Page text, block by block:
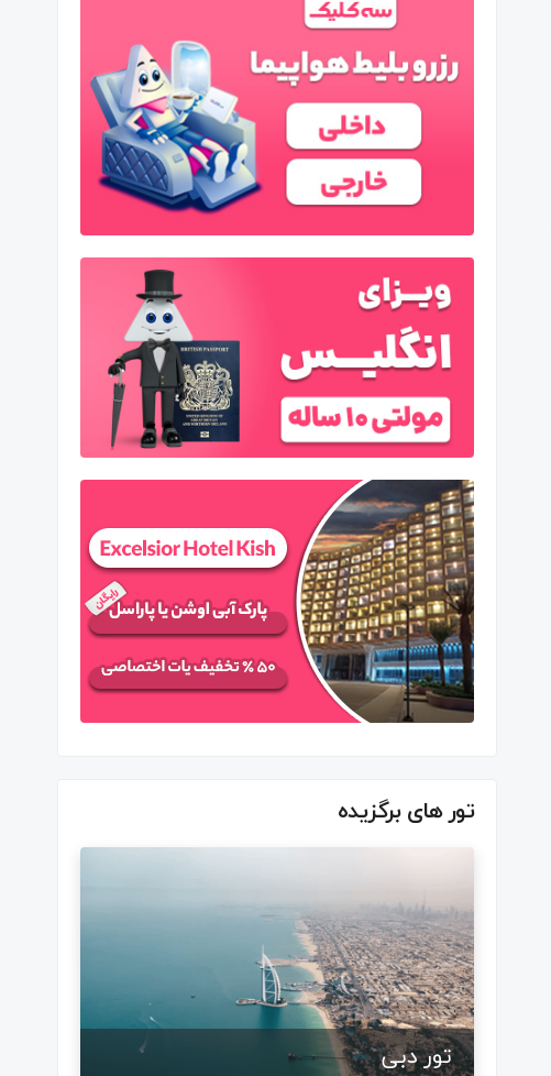
تور های برگزیده
تور دبی